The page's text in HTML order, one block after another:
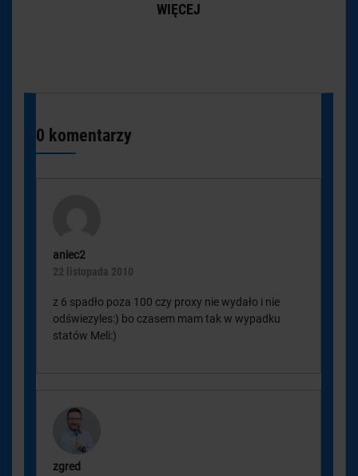
WIĘCEJ
0 komentarzy
aniec2
22 listopada 2010
z 6 spadło poza 100 czy proxy nie wydało i nie
odświezyles:) bo czasem mam tak w wypadku
statów Meli:)
zgred